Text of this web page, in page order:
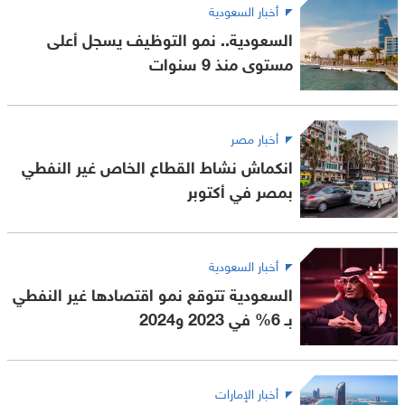
أخبار السعودية
السعودية.. نمو التوظيف يسجل أعلى
مستوى منذ 9 سنوات
أخبار مصر
انكماش نشاط القطاع الخاص غير النفطي
بمصر في أكتوبر
أخبار السعودية
السعودية تتوقع نمو اقتصادها غير النفطي
بـ 6% في 2023 و2024
أخبار الإمارات